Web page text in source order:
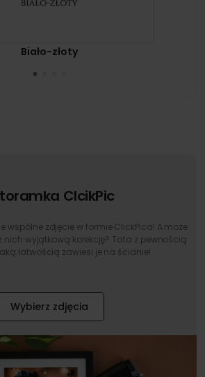
Biało-złoty
ClcikPic
wspólne zdjęcie w formie ClickPica! A może
nich wyjątkową kolekcję? Tata z pewnością
łatwością zawiesi je na ścianie!
Wybierz zdjęcia